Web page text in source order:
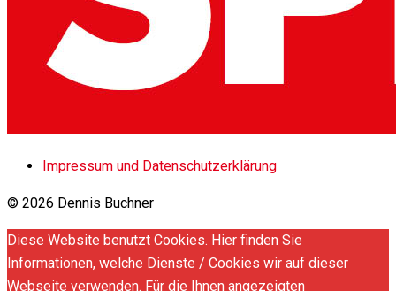
Impressum und Datenschutzerklärung
© 2026 Dennis Buchner
Diese Website benutzt Cookies. Hier finden Sie
Informationen, welche Dienste / Cookies wir auf dieser
Webseite verwenden. Für die Ihnen angezeigten